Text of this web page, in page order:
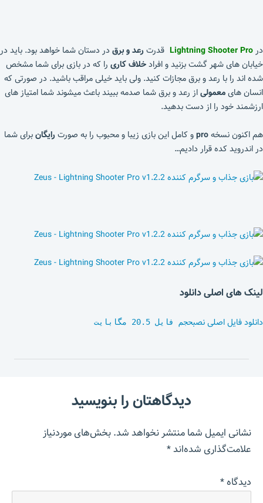
در Lightning Shooter Pro قدرترعد و برق در دستان شما خواهد بود. باید در
خیابان های شهر گشت بزنید و افرادخلاف کاری را که در بازی برای شما مشخص
شده اند را با رعد و برق مجازات کنید. ولی باید خیلی مراقب باشید. در صورتی که
انسان هایمعمولیاز رعد و برق شما صدمه ببیند باعث میشوند شما امتیاز های
ارزشمند خود را از دست بدهید.
هم اکنون نسخهproو کامل این بازی زیبا و محبوب را به صورترایگانبرای شما
در اندروید کده قرار دادیم…
لینک های اصلی دانلود
دانلود فایل اصلی نصبحجم فایل 20.5 مگابایت
دیدگاهتان را بنویسید
نشانی ایمیل شما منتشر نخواهد شد.بخش‌های موردنیاز
علامت‌گذاری شده‌اند*
دیدگاه*